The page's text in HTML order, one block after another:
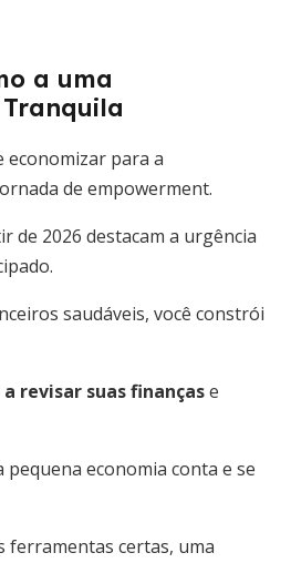
a uma
economizar para a
de empowerment.
de 2026 destacam a urgência
saudáveis, você constrói
revisar suas finançase
pequena economia conta e se
ferramentas certas, uma